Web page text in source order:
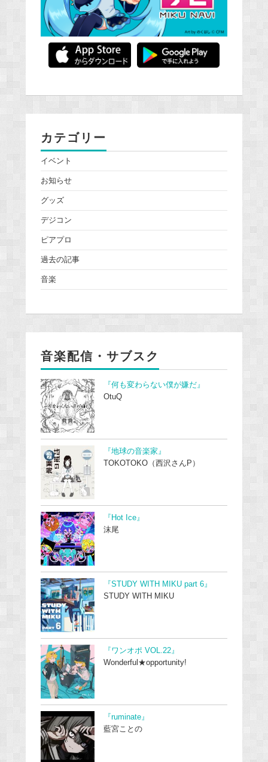
カテゴリー
イベント
お知らせ
グッズ
デジコン
ピアプロ
過去の記事
音楽
音楽配信・サブスク
『何も変わらない僕が嫌だ』
OtuQ
『地球の音楽家』
TOKOTOKO（西沢さんP）
『Hot Ice』
沫尾
『STUDY WITH MIKU part 6』
STUDY WITH MIKU
『ワンオポ VOL.22』
Wonderful★opportunity!
『ruminate』
藍宮ことの